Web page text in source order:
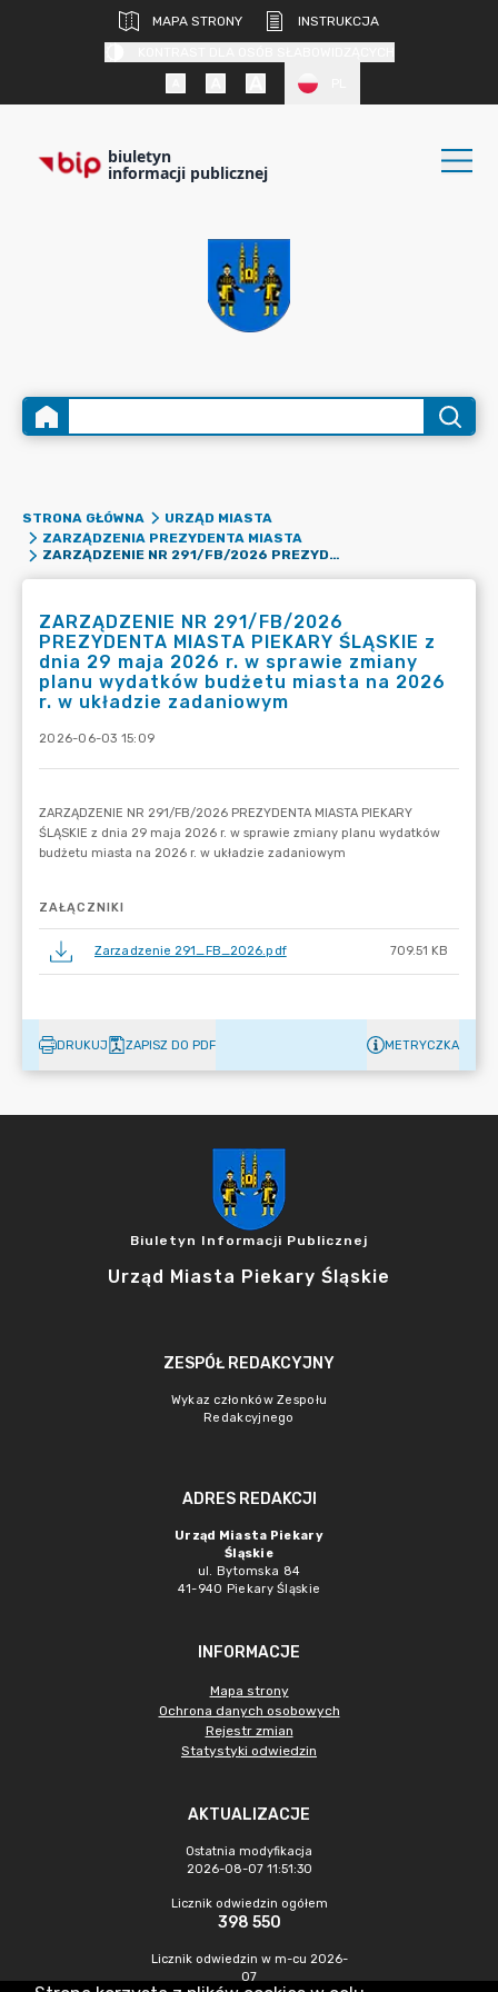
MAPA STRONY
INSTRUKCJA
biuletyn
informacji publicznej
STRONA GŁÓWNA
URZĄD MIASTA
ZARZĄDZENIA PREZYDENTA MIASTA
ZARZĄDZENIE NR 291/FB/2026 PREZYDENTA MIASTA PIEKARY ŚLĄSKIE Z DNIA 29 MAJA 2026 R. W SPRAWIE ZMIANY PLANU WYDATKÓW BUDŻETU MIASTA NA 2026 R. W UKŁADZIE ZADANIOWYM
ZARZĄDZENIE NR 291/FB/2026
PREZYDENTA MIASTA PIEKARY ŚLĄSKIE z
dnia 29 maja 2026 r. w sprawie zmiany
planu wydatków budżetu miasta na 2026
r. w układzie zadaniowym
2026-06-03 15:09
ZAŁĄCZNIKI
Zarzadzenie 291_FB_2026.pdf 709.51 KB
DRUKUJ ZAPISZ DO PDF METRYCZKA
Biuletyn Informacji Publicznej
Urząd Miasta Piekary Śląskie
ZESPÓŁ REDAKCYJNY
Wykaz członków Zespołu
Redakcyjnego
ADRES REDAKCJI
Urząd Miasta Piekary
Śląskie
ul. Bytomska 84
41-940 Piekary Śląskie
INFORMACJE
Mapa strony
Ochrona danych osobowych
Rejestr zmian
Statystyki odwiedzin
AKTUALIZACJE
Ostatnia modyfikacja
2026-08-07 11:51:30
Licznik odwiedzin ogółem
398 550
Licznik odwiedzin w m-cu 2026-
07